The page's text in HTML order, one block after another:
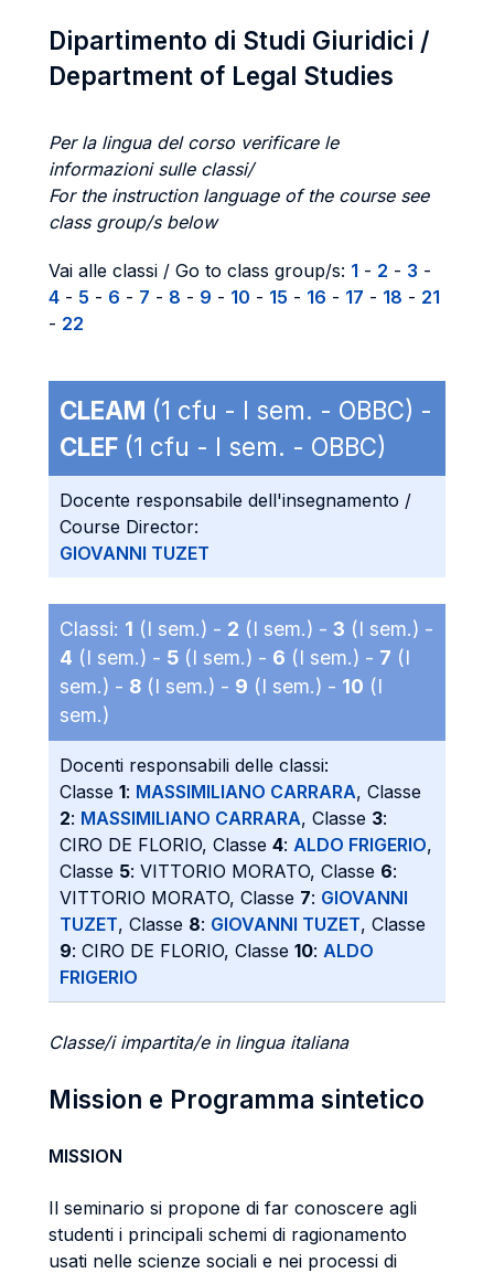
Dipartimento di Studi Giuridici /
Department of Legal Studies
Per la lingua del corso verificare le
informazioni sulle classi/
For the instruction language of the course see
class group/s below
Vai alle classi / Go to class group/s: 1 - 2 - 3 -
4 - 5 - 6 - 7 - 8 - 9 - 10 - 15 - 16 - 17 - 18 - 21
- 22
CLEAM (1 cfu - I sem. - OBBC) -
CLEF (1 cfu - I sem. - OBBC)
Docente responsabile dell'insegnamento /
Course Director:
GIOVANNI TUZET
Classi: 1 (I sem.) - 2 (I sem.) - 3 (I sem.) -
4 (I sem.) - 5 (I sem.) - 6 (I sem.) - 7 (I
sem.) - 8 (I sem.) - 9 (I sem.) - 10 (I
sem.)
Docenti responsabili delle classi:
Classe 1: MASSIMILIANO CARRARA, Classe
2: MASSIMILIANO CARRARA, Classe 3:
CIRO DE FLORIO, Classe 4: ALDO FRIGERIO,
Classe 5: VITTORIO MORATO, Classe 6:
VITTORIO MORATO, Classe 7: GIOVANNI
TUZET, Classe 8: GIOVANNI TUZET, Classe
9: CIRO DE FLORIO, Classe 10: ALDO
FRIGERIO
Classe/i impartita/e in lingua italiana
Mission e Programma sintetico
MISSION
Il seminario si propone di far conoscere agli
studenti i principali schemi di ragionamento
usati nelle scienze sociali e nei processi di